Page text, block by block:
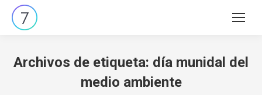
Buscar:
Archivos de etiqueta: día munidal del
medio ambiente